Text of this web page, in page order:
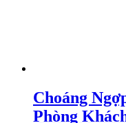
Choáng
Phòng